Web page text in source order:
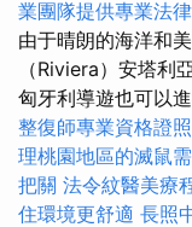
業團隊提供專業法
由于晴朗的海洋和
（Riviera）安塔利
匈牙利導遊也可以
整復師專業資格證照
理桃園地區的滅鼠
把關 法令紋醫美療
住環境更舒適 長照